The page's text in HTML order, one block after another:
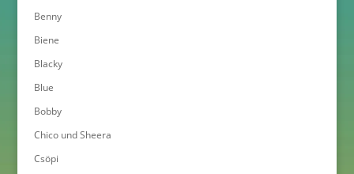
Benny
Biene
Blacky
Blue
Bobby
Chico und Sheera
Csöpi